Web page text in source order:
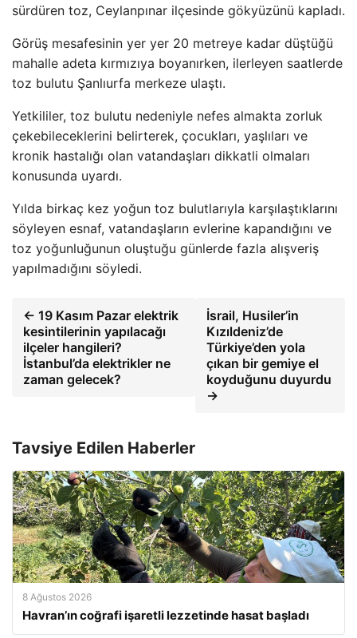
sürdüren toz, Ceylanpınar ilçesinde gökyüzünü kapladı.
Görüş mesafesinin yer yer 20 metreye kadar düştüğü
mahalle adeta kırmızıya boyanırken, ilerleyen saatlerde
toz bulutu Şanlıurfa merkeze ulaştı.
Yetkililer, toz bulutu nedeniyle nefes almakta zorluk
çekebileceklerini belirterek, çocukları, yaşlıları ve
kronik hastalığı olan vatandaşları dikkatli olmaları
konusunda uyardı.
Yılda birkaç kez yoğun toz bulutlarıyla karşılaştıklarını
söyleyen esnaf, vatandaşların evlerine kapandığını ve
toz yoğunluğunun oluştuğu günlerde fazla alışveriş
yapılmadığını söyledi.
← 19 Kasım Pazar elektrik
kesintilerinin yapılacağı
ilçeler hangileri?
İstanbul’da elektrikler ne
zaman gelecek?
İsrail, Husiler’in
Kızıldeniz’de
Türkiye’den yola
çıkan bir gemiye el
koyduğunu duyurdu
→
Tavsiye Edilen Haberler
8 Ağustos 2026
Havran’ın coğrafi işaretli lezzetinde hasat başladı